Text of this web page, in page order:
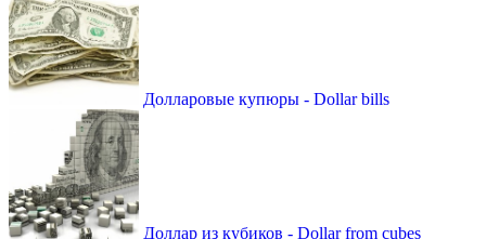
Долларовые купюры - Dollar bills
Доллар из кубиков - Dollar from cubes